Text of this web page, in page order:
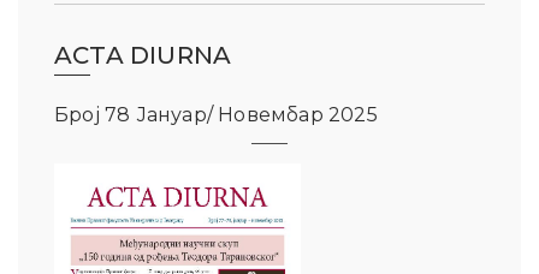
ACTA DIURNA
Број 78 Јануар/ Новембар 2025